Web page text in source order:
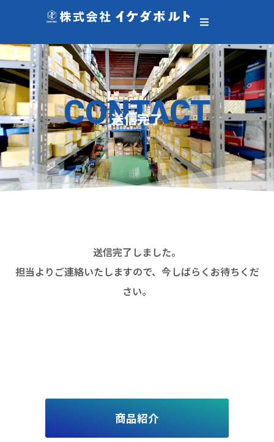
CONTACT
送信完了
送信完了しました。
担当よりご連絡いたしますので、今しばらくお待ちくだ
さい。
商品紹介